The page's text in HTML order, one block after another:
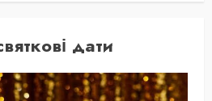
дати